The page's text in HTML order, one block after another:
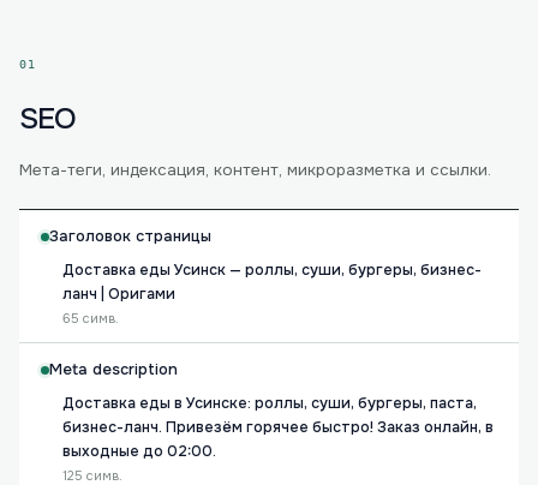
01
SEO
Мета-теги, индексация, контент, микроразметка и ссылки.
Заголовок страницы
Доставка еды Усинск — роллы, суши, бургеры, бизнес-
ланч | Оригами
65 симв.
Meta description
Доставка еды в Усинске: роллы, суши, бургеры, паста,
бизнес-ланч. Привезём горячее быстро! Заказ онлайн, в
выходные до 02:00.
125 симв.